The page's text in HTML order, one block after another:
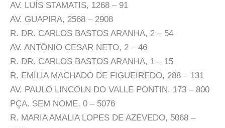
AV. LUÍS STAMATIS, 1268 – 91
AV. GUAPIRA, 2568 – 2908
R. DR. CARLOS BASTOS ARANHA, 2 – 54
AV. ANTÔNIO CESAR NETO, 2 – 46
R. DR. CARLOS BASTOS ARANHA, 1 – 15
R. EMÍLIA MACHADO DE FIGUEIREDO, 288 – 131
AV. PAULO LINCOLN DO VALLE PONTIN, 173 – 800
PÇA. SEM NOME, 0 – 5076
R. MARIA AMALIA LOPES DE AZEVEDO, 5068 –